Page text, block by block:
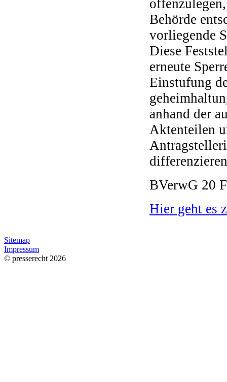
Behörde
vorliegende
Diese
erneute
Einstufung
anhand der
Aktenteilen
BVerwG 20
Hier geht es
Sitemap
Impressum
© presserecht 2026